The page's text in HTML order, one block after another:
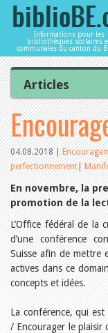
Informations pour les
bibliothèques scolaires
communales du canton du
Accueil
Articles
Bibliothèques
Agenda
Services
Utiliser
Articles
Tous les articles
Articles
Les mieux notés
Catégories
L’Office de la culture
La Commission
Les bibliothèques
Organisation
Locaux et
Collections
Utilisation
Finances
Personnel
Gestion de la qualité
Relations publiques
Encouragement à la
04.08.2018|
perfectionnement|
En novembre, la
promotion de la
L’Office fédéral de la
d’une conférence
Suisse afin de mettre
actives dans ce
concepts et idées.
La conférence, qui
/ Encourager le plaisir